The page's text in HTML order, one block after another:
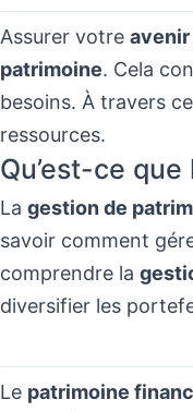
Assurer votre
patrimoine. Cela
besoins. À travers
ressources.
Qu’est-ce
La gestion de
savoir comment
comprendre la
diversifier les
Le patrimoine